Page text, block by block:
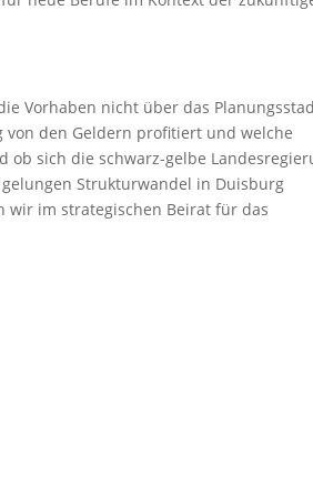
Vorhaben nicht über das
von den Geldern profitiert und welche
ob sich die schwarz-gelbe
Strukturwandel in Duisburg
wir im strategischen Beirat für das